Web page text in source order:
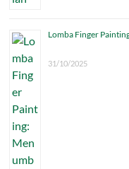
Lomba Finger
31/10/2025